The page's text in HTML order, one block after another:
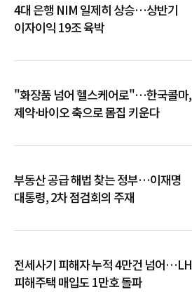
4대 은행 NIM 일제히 상승…상반기
이자이익 19조 육박
"화장품 넘어 헬스케어로"…한국콜마,
제약·바이오 축으로 몸집 키운다
부동산 공급 해법 찾는 정부…이재명
대통령, 2차 점검회의 주재
전세사기 피해자 누적 4만건 넘어…LH
피해주택 매입도 1만호 돌파